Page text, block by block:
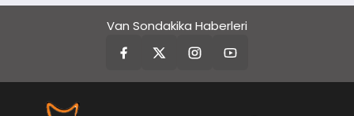
Van Sondakika Haberleri